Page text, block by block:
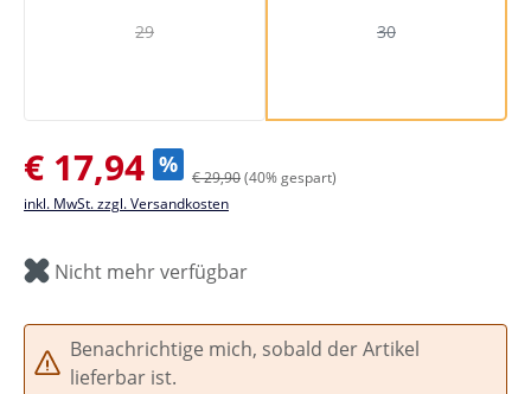
29 30
Verkaufspreis:
€ 17,94 % € 29,90(40% gespart)
inkl. MwSt. zzgl. Versandkosten
Nicht mehr verfügbar
Benachrichtige mich, sobald der Artikel
lieferbar ist.